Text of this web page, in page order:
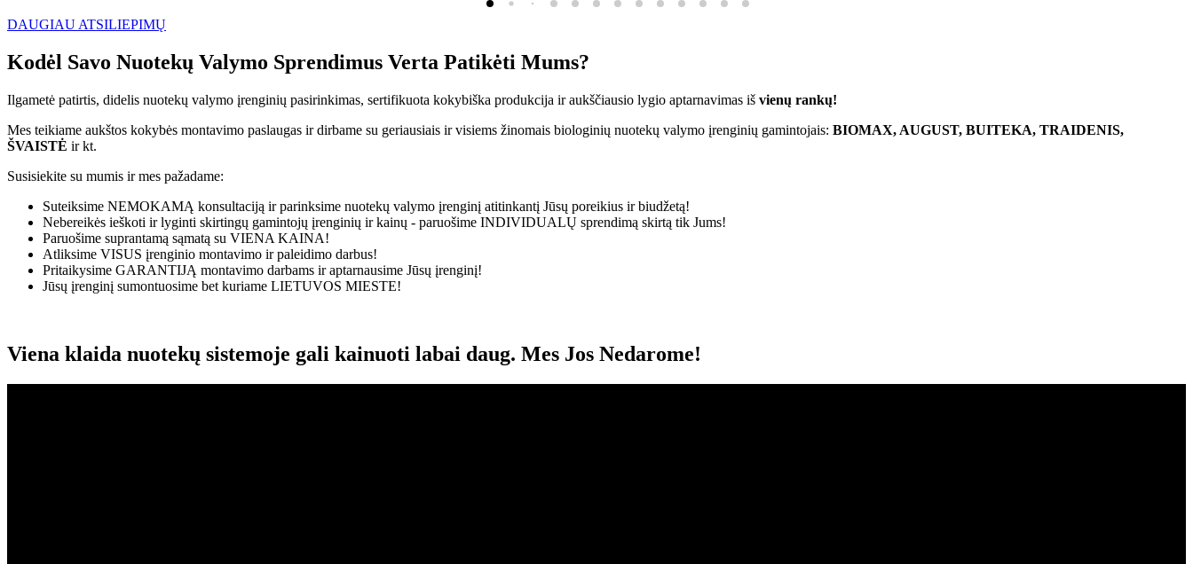
DAUGIAU ATSILIEPIMŲ
Kodėl Savo Nuotekų Valymo Sprendimus Verta Patikėti Mums?
Ilgametė patirtis, didelis nuotekų valymo įrenginių pasirinkimas, sertifikuota kokybiška produkcija ir aukščiausio lygio aptarnavimas iš vienų rankų!
Mes teikiame aukštos kokybės montavimo paslaugas ir dirbame su geriausiais ir visiems žinomais biologinių nuotekų valymo įrenginių gamintojais: BIOMAX, AUGUST, BUITEKA, TRAIDENIS,
ŠVAISTĖ ir kt.
Susisiekite su mumis ir mes pažadame:
Suteiksime NEMOKAMĄ konsultaciją ir parinksime nuotekų valymo įrenginį atitinkantį Jūsų poreikius ir biudžetą!
Nebereikės ieškoti ir lyginti skirtingų gamintojų įrenginių ir kainų - paruošime INDIVIDUALŲ sprendimą skirtą tik Jums!
Paruošime suprantamą sąmatą su VIENA KAINA!
Atliksime VISUS įrenginio montavimo ir paleidimo darbus!
Pritaikysime GARANTIJĄ montavimo darbams ir aptarnausime Jūsų įrenginį!
Jūsų įrenginį sumontuosime bet kuriame LIETUVOS MIESTE!
Viena klaida nuotekų sistemoje gali kainuoti labai daug. Mes Jos Nedarome!